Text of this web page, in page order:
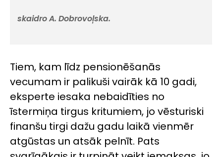
skaidro A. Dobrovoļska.
Tiem, kam līdz pensionēšanās
vecumam ir palikuši vairāk kā 10 gadi,
eksperte iesaka nebaidīties no
īstermiņa tirgus kritumiem, jo vēsturiski
finanšu tirgi dažu gadu laikā vienmēr
atgūstas un atsāk pelnīt. Pats